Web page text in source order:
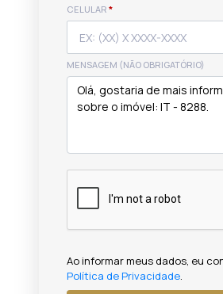
CELULAR *
MENSAGEM (NÃO OBRIGATÓRIO)
Ao informar meus dados, eu
Política de Privacidade.